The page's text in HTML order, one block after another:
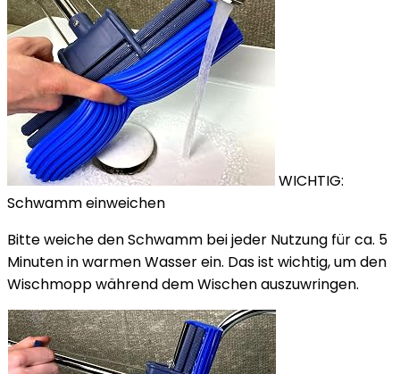
WICHTIG:
Schwamm einweichen
Bitte weiche den Schwamm bei jeder Nutzung für ca. 5
Minuten in warmen Wasser ein. Das ist wichtig, um den
Wischmopp während dem Wischen auszuwringen.